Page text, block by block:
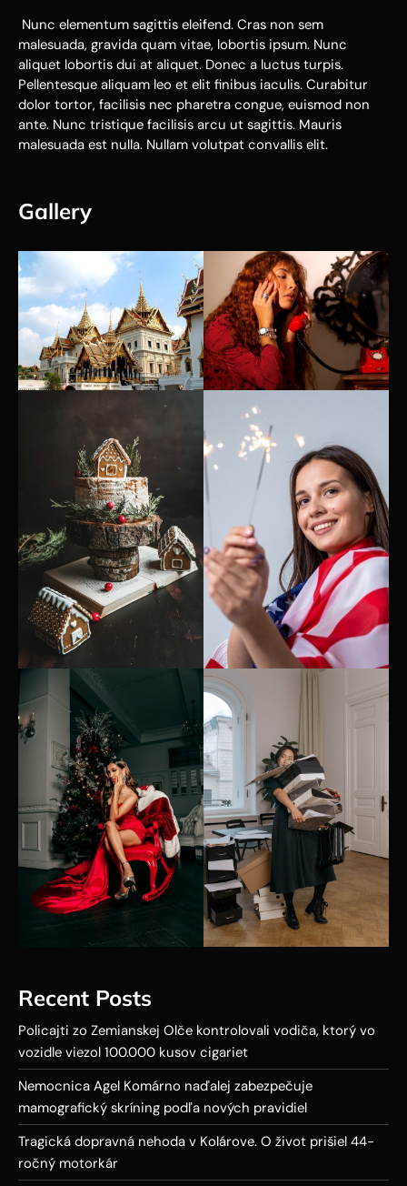
Nunc elementum sagittis eleifend. Cras non sem
malesuada, gravida quam vitae, lobortis ipsum. Nunc
aliquet lobortis dui at aliquet. Donec a luctus turpis.
Pellentesque aliquam leo et elit finibus iaculis. Curabitur
dolor tortor, facilisis nec pharetra congue, euismod non
ante. Nunc tristique facilisis arcu ut sagittis. Mauris
malesuada est nulla. Nullam volutpat convallis elit.
Gallery
Recent Posts
Policajti zo Zemianskej Olče kontrolovali vodiča, ktorý vo
vozidle viezol 100.000 kusov cigariet
Nemocnica Agel Komárno naďalej zabezpečuje
mamografický skríning podľa nových pravidiel
Tragická dopravná nehoda v Kolárove. O život prišiel 44-
ročný motorkár